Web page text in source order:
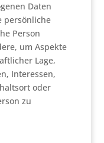
Daten
persönliche
Person
um Aspekte
Lage,
Interessen,
oder
zu